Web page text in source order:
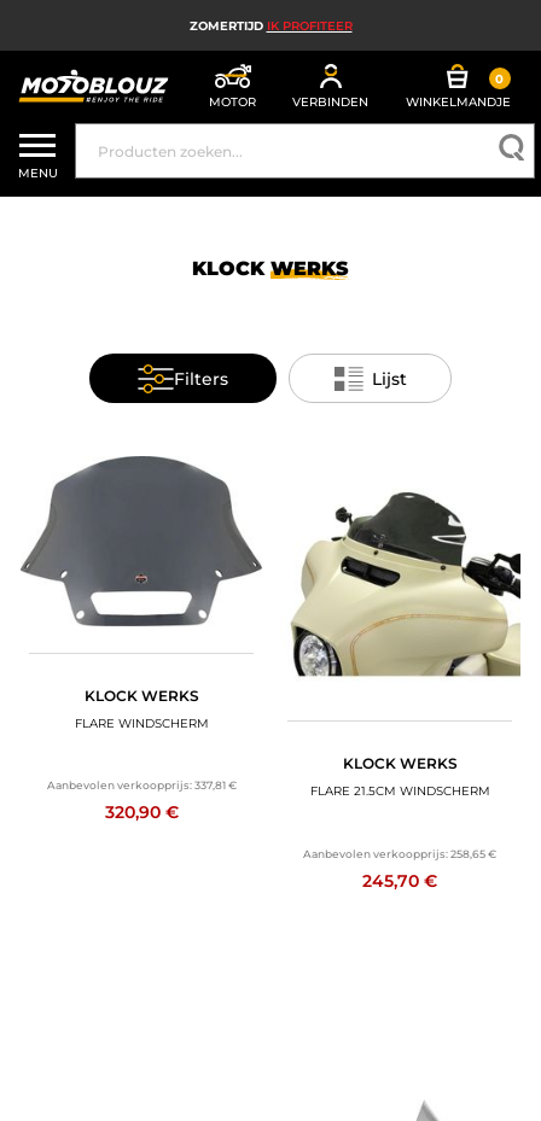
ZOMERTIJD IK PROFITEER
MOTOR VERBINDEN
0
WINKELMANDJE
MOTORHELM
MOTORUITRUSTING HEREN
MOTORAIRBAG
MOTORONDERDELEN EN GEREEDSCHAP
MOTORACCESSOIRES
SPORTKLEDING
AANBIEDINGEN EN GOEDE DEALS
CADEAUBONNEN
NL | EUR €
MENU
KLOCK WERKS
Filters Lijst
KLOCK WERKS
FLARE WINDSCHERM
Aanbevolen verkoopprijs: 337,81 €
320,90 €
KLOCK WERKS
FLARE 21.5CM WINDSCHERM
Aanbevolen verkoopprijs:258,65 €
245,70 €